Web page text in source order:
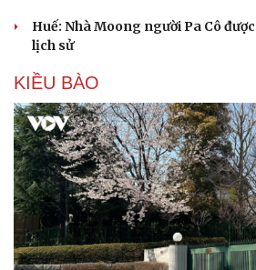
Ba phim Việt cùng “đổ bộ”
đầu loạt bom tấn ngoại
Thanh âm vượt đại dương: Chuyện
ca từ chốn ngục tù Côn Đảo
Hoa hậu Thế giới Miss World 2026
Ninh ngày 11/8
Ngoại giao văn hóa mở rộng
Nam - Tanzania
Huế: Nhà Moong người Pa Cô
lịch sử